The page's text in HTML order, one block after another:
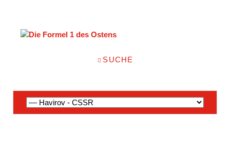
NAVIGATION
SUCHE
Navigation
überspringen